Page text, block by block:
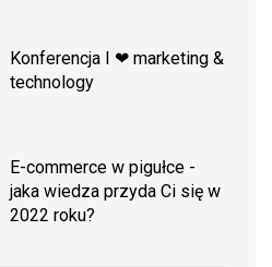
Konferencja I ❤ marketing &
technology
E-commerce w pigułce -
jaka wiedza przyda Ci się w
2022 roku?